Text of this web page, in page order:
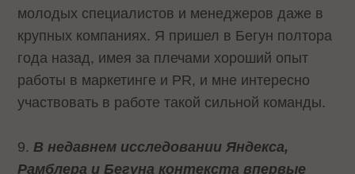
молодых специалистов и менеджеров даже в
крупных компаниях. Я пришел в Бегун полтора
года назад, имея за плечами хороший опыт
работы в маркетинге и PR, и мне интересно
участвовать в работе такой сильной команды.
9.В недавнем исследовании Яндекса,
Рамблера и Бегуна контекста впервые